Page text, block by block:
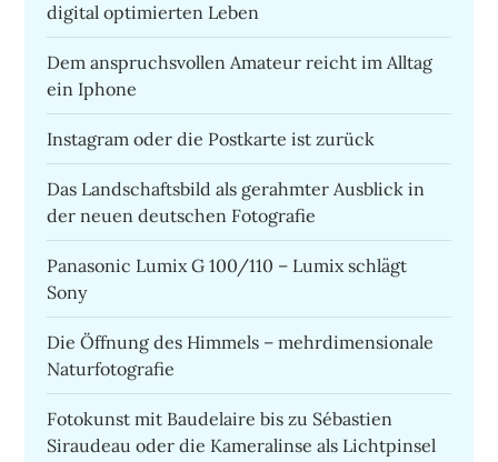
digital optimierten Leben
Dem anspruchsvollen Amateur reicht im Alltag
ein Iphone
Instagram oder die Postkarte ist zurück
Das Landschaftsbild als gerahmter Ausblick in
der neuen deutschen Fotografie
Panasonic Lumix G 100/110 – Lumix schlägt
Sony
Die Öffnung des Himmels – mehrdimensionale
Naturfotografie
Fotokunst mit Baudelaire bis zu Sébastien
Siraudeau oder die Kameralinse als Lichtpinsel